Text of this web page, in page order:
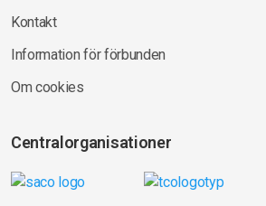
Kontakt
Information för förbunden
Om cookies
Centralorganisationer